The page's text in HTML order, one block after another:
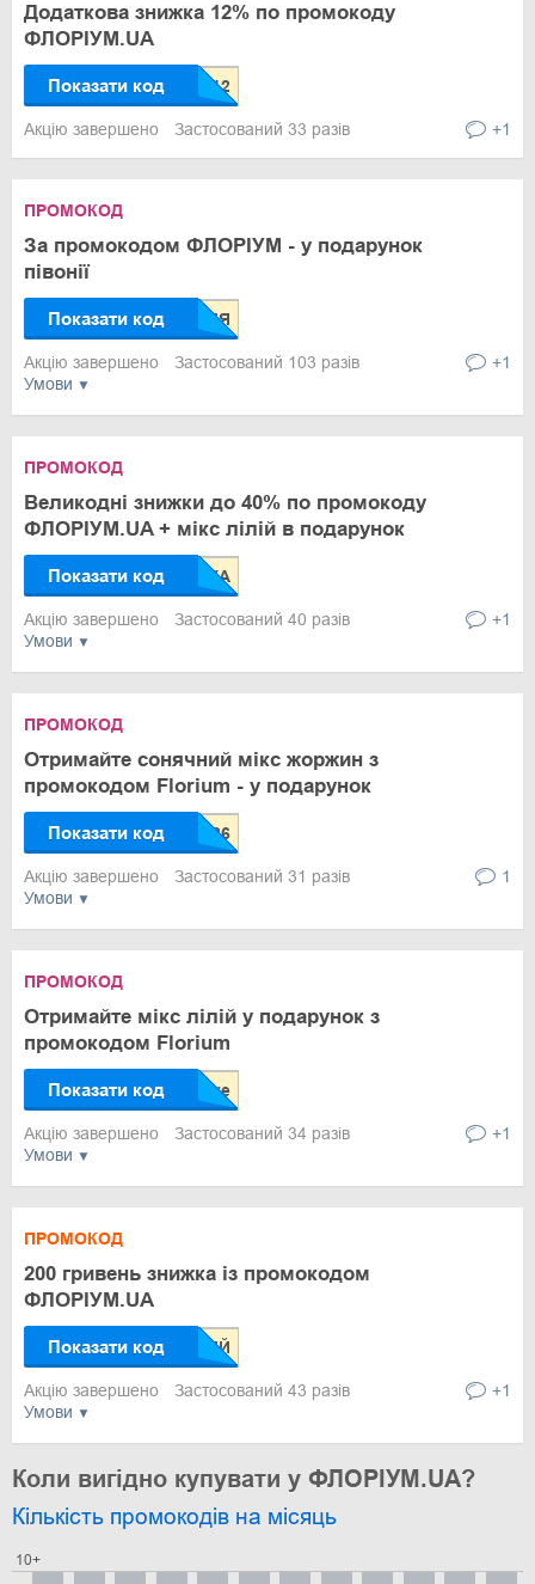
Додаткова знижка 12% по промокоду
ФЛОРІУМ.UA
Показати код
Акцію завершено Застосований 33 разів +1
Умови
ПРОМОКОД
За промокодом ФЛОРІУМ - у подарунок
півонії
Показати код
Акцію завершено Застосований 103 разів +1
Умови
ПРОМОКОД
Великодні знижки до 40% по промокоду
ФЛОРІУМ.UA + мікс лілій в подарунок
Показати код
Акцію завершено Застосований 40 разів +1
Умови
ПРОМОКОД
Отримайте сонячний мікс жоржин з
промокодом Florium - у подарунок
Показати код
Акцію завершено Застосований 31 разів 1
Умови
ПРОМОКОД
Отримайте мікс лілій у подарунок з
промокодом Florium
Показати код
Акцію завершено Застосований 34 разів +1
Умови
ПРОМОКОД
200 гривень знижка із промокодом
ФЛОРІУМ.UA
Показати код
Акцію завершено Застосований 43 разів +1
Коли вигідно купувати у ФЛОРІУМ.UA?
Кількість промокодів на місяць
10+